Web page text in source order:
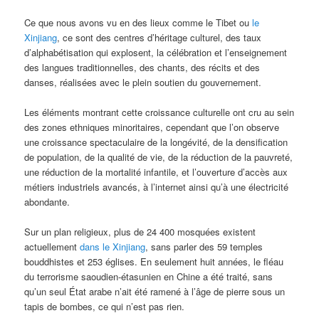
Ce que nous avons vu en des lieux comme le Tibet oule
Xinjiang, ce sont des centres d’héritage culturel, des taux
d’alphabétisation qui explosent, la célébration et l’enseignement
des langues traditionnelles, des chants, des récits et des
danses, réalisées avec le plein soutien du gouvernement.
Les éléments montrant cette croissance culturelle ont cru au sein
des zones ethniques minoritaires, cependant que l’on observe
une croissance spectaculaire de la longévité, de la densification
de population, de la qualité de vie, de la réduction de la pauvreté,
une réduction de la mortalité infantile, et l’ouverture d’accès aux
métiers industriels avancés, à l’internet ainsi qu’à une électricité
abondante.
Sur un plan religieux, plus de 24 400 mosquées existent
actuellementdans le Xinjiang, sans parler des 59 temples
bouddhistes et 253 églises. En seulement huit années, le fléau
du terrorisme saoudien-étasunien en Chine a été traité, sans
qu’un seul État arabe n’ait été ramené à l’âge de pierre sous un
tapis de bombes, ce qui n’est pas rien.